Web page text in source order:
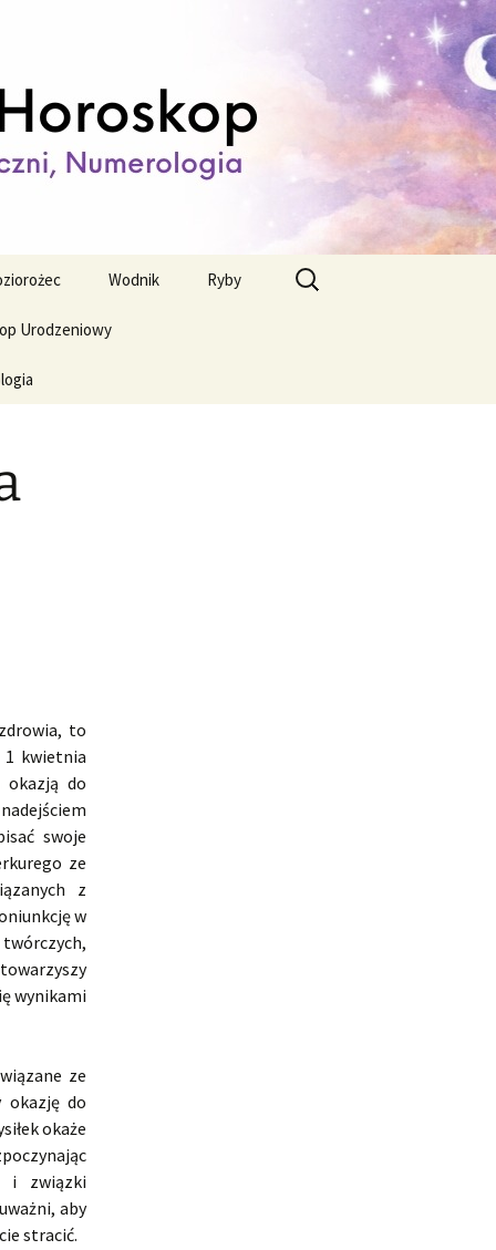
Wodnik Ryby
Urodzeniowy
Szukaj:
to
kwietnia
do
swoje
ze
z
w
wynikami
ze
okazję do
okaże
i związki
aby
stracić.